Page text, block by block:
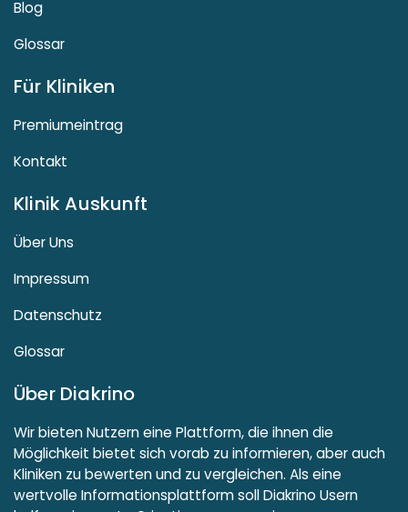
Blog
Glossar
Für Kliniken
Premiumeintrag
Kontakt
Klinik Auskunft
Über Uns
Impressum
Datenschutz
Glossar
Über Diakrino
Wir bieten Nutzern eine Plattform, die ihnen die
Möglichkeit bietet sich vorab zu informieren, aber auch
Kliniken zu bewerten und zu vergleichen. Als eine
wertvolle Informationsplattform soll Diakrino Usern